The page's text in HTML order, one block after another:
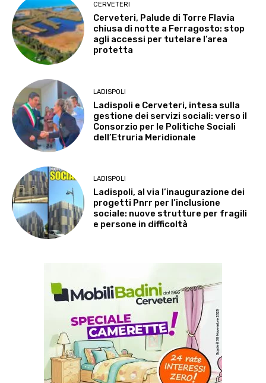
CERVETERI
Cerveteri, Palude di Torre Flavia
chiusa di notte a Ferragosto: stop
agli accessi per tutelare l’area
protetta
LADISPOLI
Ladispoli e Cerveteri, intesa sulla
gestione dei servizi sociali: verso il
Consorzio per le Politiche Sociali
dell’Etruria Meridionale
LADISPOLI
Ladispoli, al via l’inaugurazione dei
progetti Pnrr per l’inclusione
sociale: nuove strutture per fragili
e persone in difficoltà